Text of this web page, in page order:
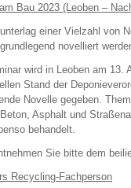
Bau 2023 (Leoben –
einer Vielzahl von
novelliert
wird in Leoben am 13.
Stand der
Novelle gegeben.
Asphalt und
behandelt.
Sie bitte dem
Recycling-Fachperson